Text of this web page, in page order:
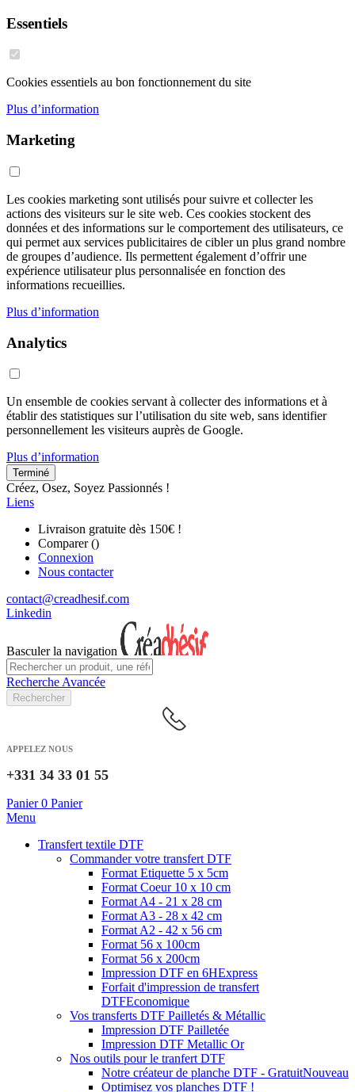
Essentiels
Cookies essentiels au bon fonctionnement du site
Plus d’information
Marketing
Les cookies marketing sont utilisés pour suivre et collecter les
actions des visiteurs sur le site web. Ces cookies stockent des
données et des informations sur le comportement des utilisateurs, ce
qui permet aux services publicitaires de cibler un plus grand nombre
de groupes d’audience. Ils permettent également d’offrir une
expérience utilisateur plus personnalisée en fonction des
informations recueillies.
Plus d’information
Analytics
Un ensemble de cookies servant à collecter des informations et à
établir des statistiques sur l’utilisation du site web, sans identifier
personnellement les visiteurs auprès de Google.
Plus d’information
Terminé
Créez, Osez, Soyez Passionnés !
Liens
Livraison gratuite dès 150€ !
Comparer ()
Connexion
Nous contacter
contact@creadhesif.com
Linkedin
Basculer la navigation
Recherche Avancée
Rechercher
APPELEZ NOUS
+331 34 33 01 55
Panier 0 Panier
Menu
Transfert textile DTF
Commander votre transfert DTF
Format Etiquette 5 x 5cm
Format Coeur 10 x 10 cm
Format A4 - 21 x 28 cm
Format A3 - 28 x 42 cm
Format A2 - 42 x 56 cm
Format 56 x 100cm
Format 56 x 200cm
Impression DTF en 6HExpress
Forfait d'impression de transfert
DTFEconomique
Vos transferts DTF Pailletés & Métallic
Impression DTF Pailletée
Impression DTF Metallic Or
Nos outils pour le tranfert DTF
Notre créateur de planche DTF - GratuitNouveau
Optimisez vos planches DTF !